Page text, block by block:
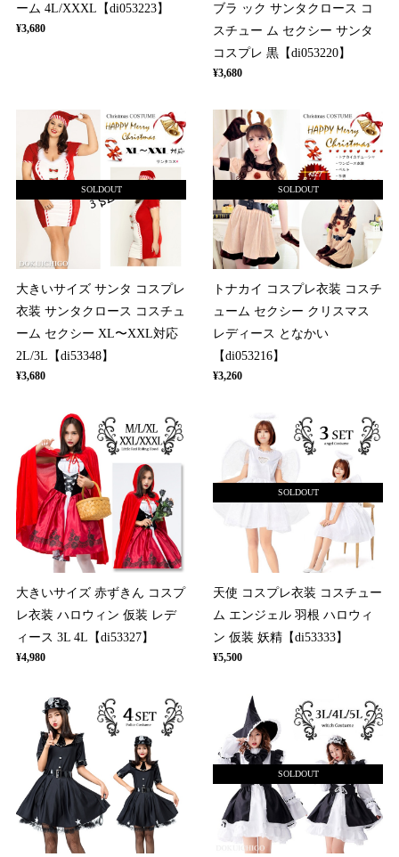
ーム 4L/XXXL【di053223】
¥3,680
ブラ ック サンタクロース コ
スチュー ム セクシー サンタ
コスプレ 黒【di053220】
¥3,680
SOLDOUT
大きいサイズ サンタ コスプレ
衣装 サンタクロース コスチュ
ーム セクシー XL〜XXL対応
2L/3L【di53348】
¥3,680
SOLDOUT
トナカイ コスプレ衣装 コスチ
ューム セクシー クリスマス
レディース となかい
【di053216】
¥3,260
大きいサイズ 赤ずきん コスプ
レ衣装 ハロウィン 仮装 レデ
ィース 3L 4L【di53327】
¥4,980
SOLDOUT
天使 コスプレ衣装 コスチュー
ム エンジェル 羽根 ハロウィ
ン 仮装 妖精【di53333】
¥5,500
SOLDOUT